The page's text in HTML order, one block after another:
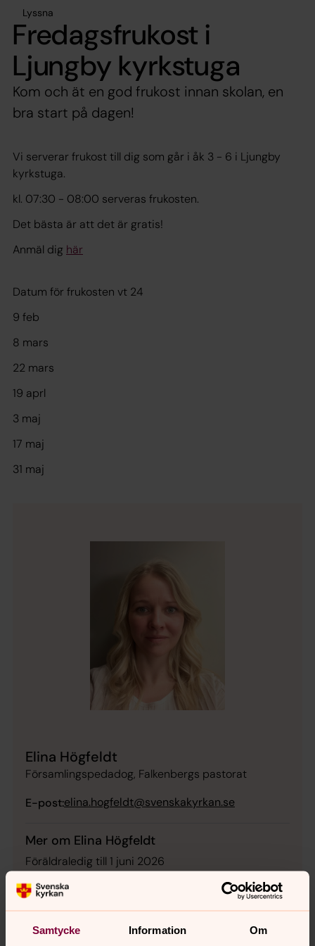
Samtycke Information Om
Lyssna
Fredagsfrukost i
Ljungby kyrkstuga
Kom och ät en god frukost innan skolan, en
bra start på dagen!
Vi serverar frukost till dig som går i åk 3 - 6 i Ljungby
kyrkstuga.
kl. 07:30 - 08:00 serveras frukosten.
Det bästa är att det är gratis!
Anmäl dig här
Datum för frukosten vt 24
9 feb
8 mars
22 mars
19 aprl
3 maj
17 maj
31 maj
Elina Högfeldt
Församlingspedadog, Falkenbergs pastorat
E-post:elina.hogfeldt@svenskakyrkan.se
Mer om Elina Högfeldt
Föräldraledig till 1 juni 2026